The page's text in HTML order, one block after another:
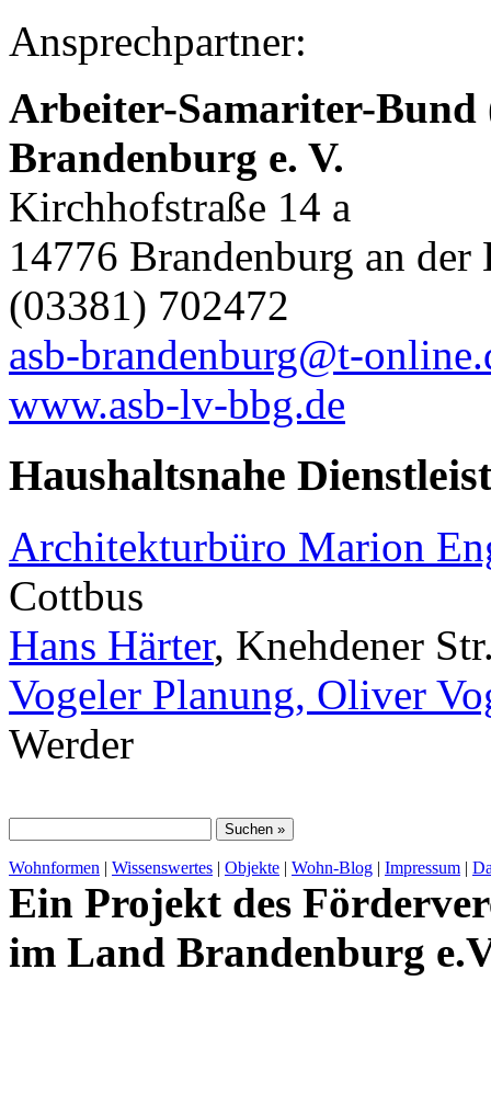
Ansprechpartner:
Arbeiter-Samariter-Bund
Brandenburg e. V.
Kirchhofstraße 14 a
14776 Brandenburg an der
(03381) 702472
asb-brandenburg@t-
www.asb-lv-bbg.de
Haushaltsnahe
Architekturbüro Marion
Cottbus
Hans Härter, Knehdener
Vogeler Planung, Oliver
Werder
Wohnformen | Wissenswertes | Objekte | Wohn-Blog | Impressum |
Ein Projekt des
im Land Brandenburg